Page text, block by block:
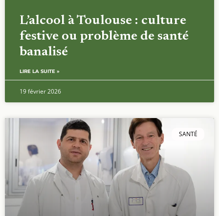
L’alcool à Toulouse : culture
festive ou problème de santé
banalisé
LIRE LA SUITE »
19 février 2026
SANTÉ